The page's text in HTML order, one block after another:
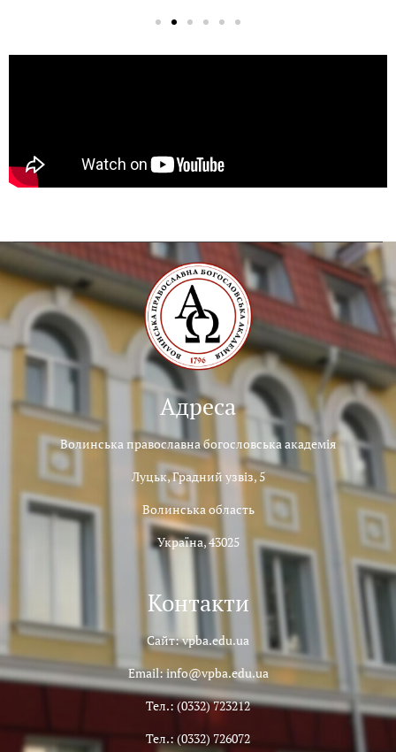
Адреса
Волинська православна богословська академія
Луцьк, Градний узвіз, 5
Волинська область
Україна, 43025
Контакти
Сайт: vpba.edu.ua
Email: info@vpba.edu.ua
Тел.: (0332) 723212
Тел.: (0332) 726072